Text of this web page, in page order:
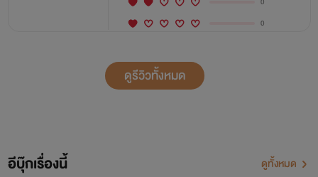
0
ดูรีวิวทั้งหมด
อีบุ๊กเรื่องนี้ ดูทั้งหมด